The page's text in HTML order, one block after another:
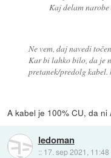
Kaj delam
Ne vem, daj navedi
Kar bi lahko bilo, da je
pretanek/predolg kabel.
A kabel je 100% CU, da
ledoman
:: 17. sep 2021, 11:48